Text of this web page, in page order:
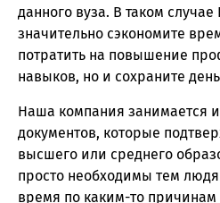
данного вуза. В таком
значительно сэкономите
потратить на повышение
навыков, но и сохраните
Наша компания занимается
документов, которые
высшего или среднего
просто необходимы тем
время по каким-то причинам